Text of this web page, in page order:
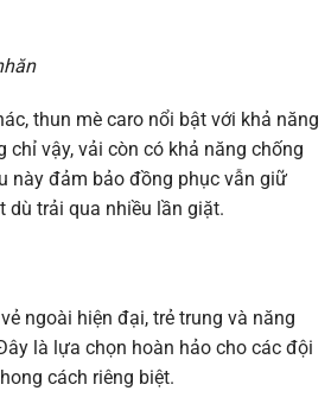
thun mè caro nổi bật với khả năng
chỉ vậy, vải còn có khả năng chống
này đảm bảo đồng phục vẫn giữ
dù trải qua nhiều lần giặt.
ngoài hiện đại, trẻ trung và năng
là lựa chọn hoàn hảo cho các đội
cách riêng biệt.